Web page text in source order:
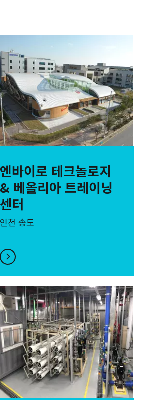
엔바이로 테크놀로지
& 베올리아 트레이닝
센터
인천 송도